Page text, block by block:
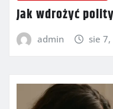
Jak wdrożyć
admin sie